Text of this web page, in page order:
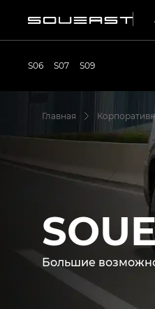
S06 S07 S09
Главная
Большие